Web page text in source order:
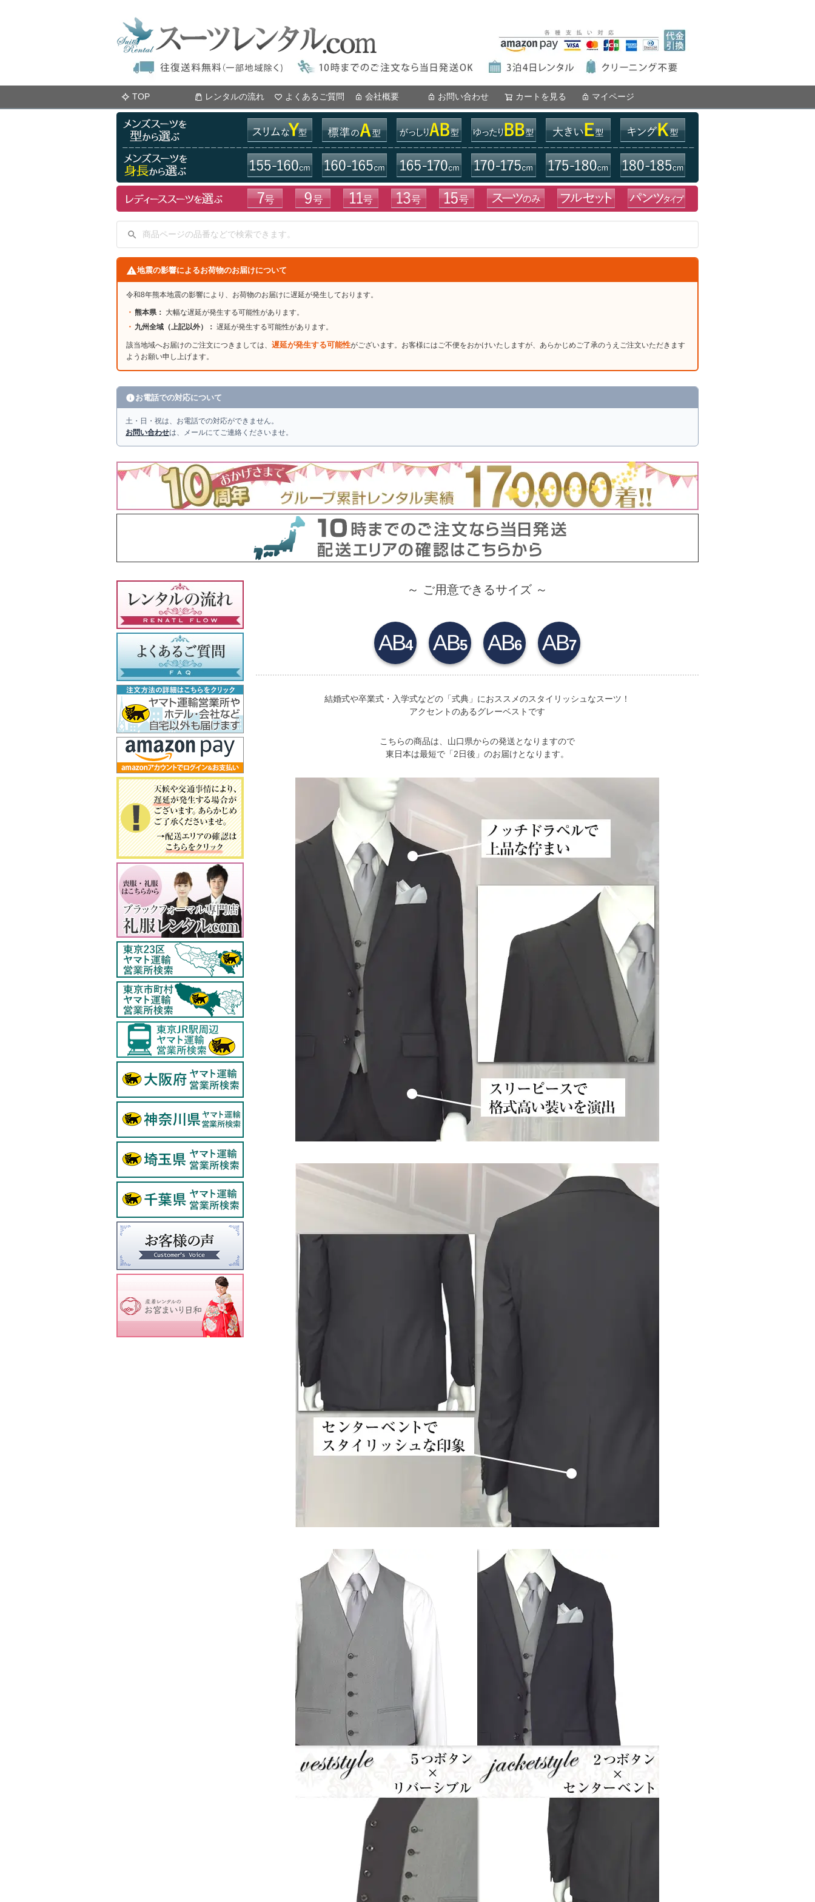
TOP レンタルの流れ よくあるご質問 会社概要 お問い合わせ カートを見る マイページ
地震の影響によるお荷物のお届けについて
令和8年熊本地震の影響により、お荷物のお届けに遅延が発生しております。
熊本県： 大幅な遅延が発生する可能性があります。
九州全域（上記以外）： 遅延が発生する可能性があります。
該当地域へお届けのご注文につきましては、 遅延が発生する可能性がございます。お客様にはご不便をおかけいたしますが、あらかじめご了承のうえご注文いただきます
ようお願い申し上げます。
お電話での対応について
土・日・祝は、お電話での対応ができません。
お問い合わせは、メールにてご連絡くださいませ。
～ ご用意できるサイズ ～
AB4 AB5 AB6 AB7
結婚式や卒業式・入学式などの「式典」におススメのスタイリッシュなスーツ！
アクセントのあるグレーベストです
こちらの商品は、山口県からの発送となりますので
東日本は最短で「2日後 」のお届けとなります。